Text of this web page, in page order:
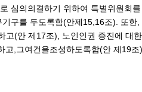
심의의결하기 위하여 특별위원회
구를 두도록함(안제15,16조). 또
고(안 제17조), 노인인권 증진에 대
고,그여건을조성하도록함(안 제19조)